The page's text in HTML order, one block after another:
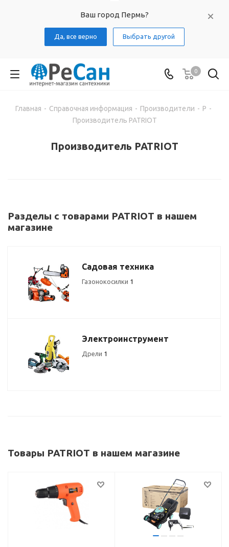
Ваш город Пермь?
Да, все верно Выбрать другой
0
Главная - Справочная информация - Производители - P -
Производитель PATRIOT
Производитель PATRIOT
Разделы с товарами PATRIOT в нашем
магазине
Садовая техника
Газонокосилки 1
Электроинструмент
Дрели 1
Товары PATRIOT в нашем магазине